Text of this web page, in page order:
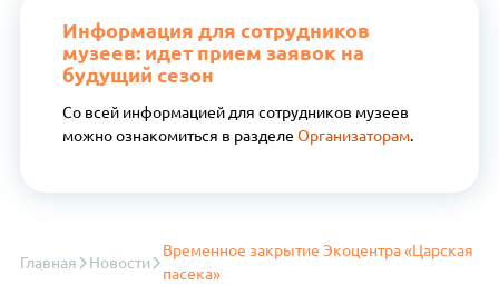
Информация для сотрудников
музеев: идет прием заявок на
будущий сезон
Со всей информацией для сотрудников музеев
можно ознакомиться в разделе Организаторам.
Главная Новости
Временное закрытие Экоцентра «Царская
пасека»